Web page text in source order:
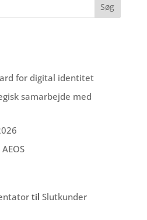
for digital identitet
samarbejde med
til Slutkunder